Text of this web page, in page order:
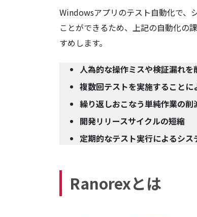
Windowsアプリのテスト自動化で、
ことができるため、上記の自動化の
すめします。
人為的な操作ミスや検証漏れを
複数回テストを実施すること
繰り返しおこなう単純作業の削
開発リリースサイクルの短縮
定期的なテスト実行によるシ
Ranorexとは